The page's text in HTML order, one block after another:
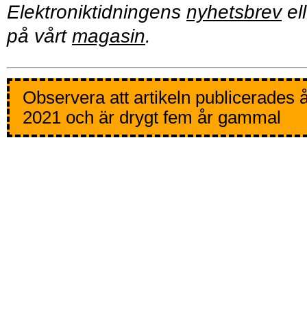
Elektroniktidningens nyhetsbrev
på vårt magasin.
Observera att artikeln publicerades
2021 och är drygt fem år gammal